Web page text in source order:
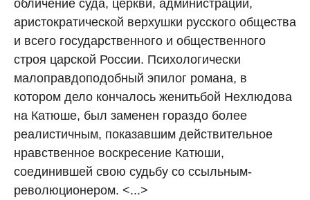
обличение суда, церкви, администрации,
аристократической верхушки русского общества
и всего государственного и общественного
строя царской России. Психологически
малоправдоподобный эпилог романа, в
котором дело кончалось женитьбой Нехлюдова
на Катюше, был заменен гораздо более
реалистичным, показавшим действительное
нравственное воскресение Катюши,
соединившей свою судьбу со ссыльным-
революционером. <...>